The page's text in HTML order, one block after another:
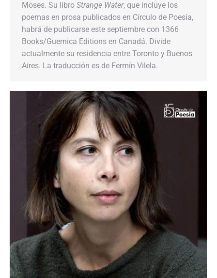
Moses. Su libro Strange Water, que incluye los
poemas en prosa publicados en Círculo de Poesía,
habrá de publicarse este septiembre con 1366
Books/Guernica Editions en Canadá. Divide
actualmente su residencia entre Toronto y Buenos
Aires. La traducción es de Fermín Vilela.